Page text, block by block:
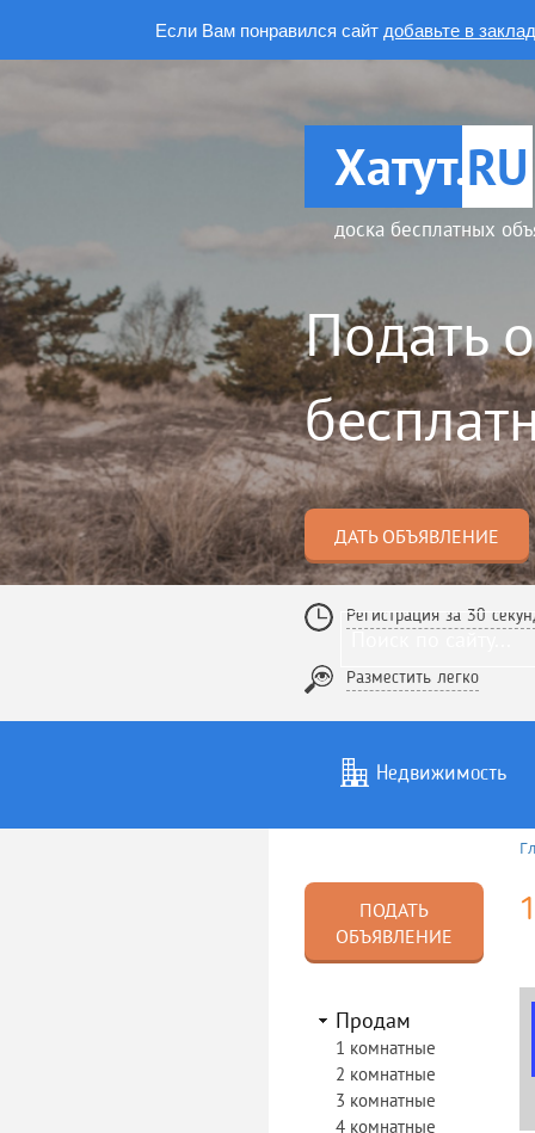
Если Вам понравился сайт добавьте в
Хатут.RU
доска бесплатных
Подать
ДАТЬ ОБЪЯВЛЕНИЕ
Регистрация за 30
Разместить легко
Недвижимость
Услуги
ПОДАТЬ
ОБЪЯВЛЕНИЕ
Продам
1 комнатные
2 комнатные
3 комнатные
4 комнатные